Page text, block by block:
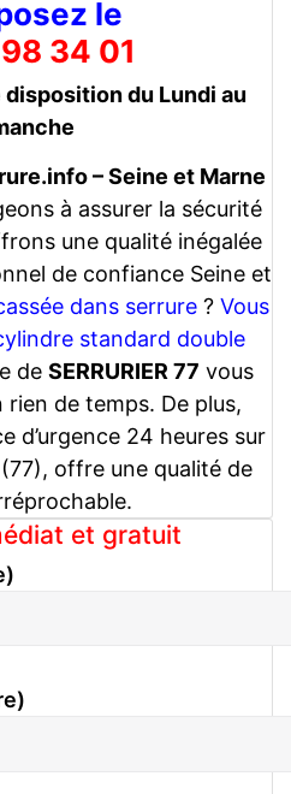
le
34 01
du Lundi au
– Seine et Marne
à assurer la sécurité
une qualité inégalée
de confiance Seine et
dans serrure ? Vous
standard double
de SERRURIER 77 vous
de temps. De plus,
d’urgence 24 heures sur
offre une qualité de
et gratuit